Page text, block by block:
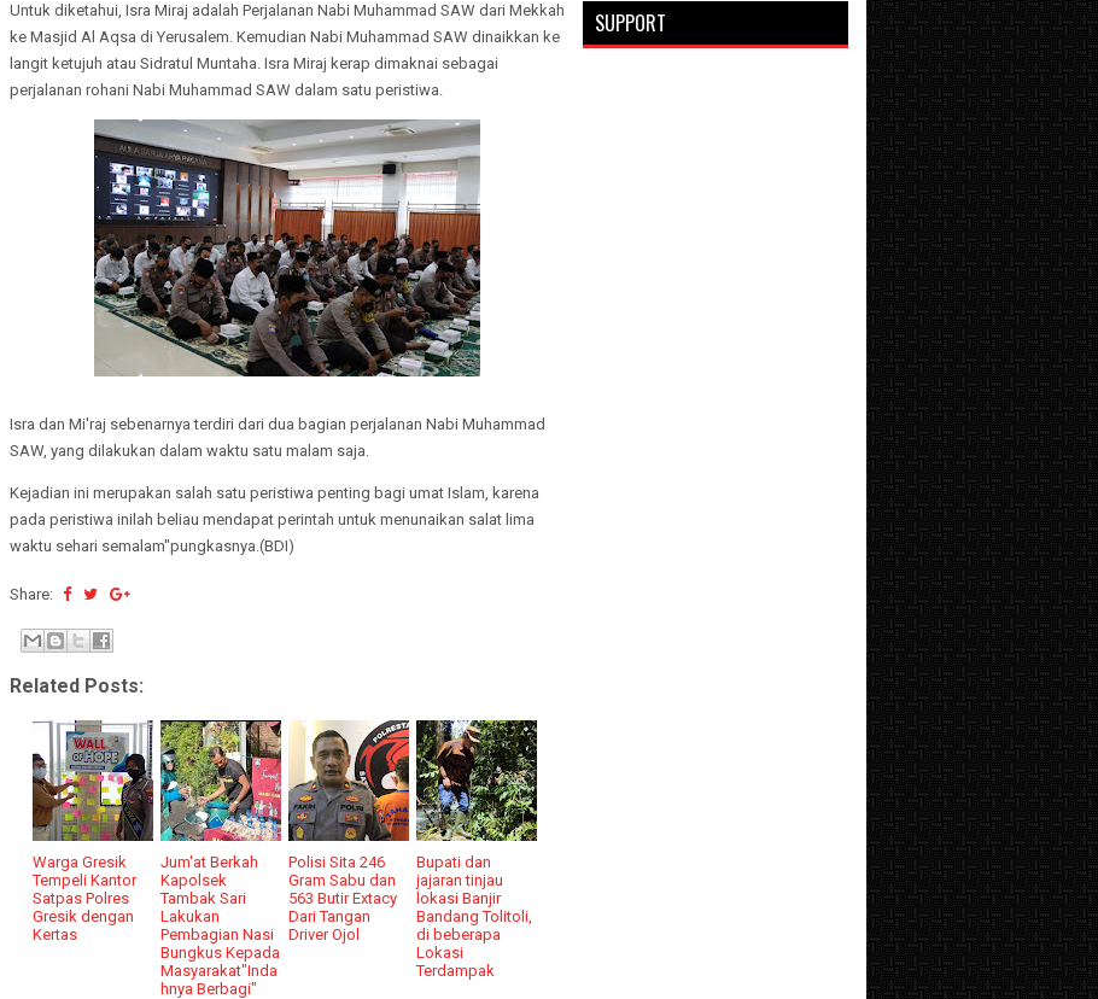
Untuk diketahui, Isra Miraj adalah Perjalanan Nabi Muhammad SAW dari Mekkah
ke Masjid Al Aqsa di Yerusalem. Kemudian Nabi Muhammad SAW dinaikkan ke
langit ketujuh atau Sidratul Muntaha. Isra Miraj kerap dimaknai sebagai
perjalanan rohani Nabi Muhammad SAW dalam satu peristiwa.
Isra dan Mi'raj sebenarnya terdiri dari dua bagian perjalanan Nabi Muhammad
SAW, yang dilakukan dalam waktu satu malam saja.
Kejadian ini merupakan salah satu peristiwa penting bagi umat Islam, karena
pada peristiwa inilah beliau mendapat perintah untuk menunaikan salat lima
waktu sehari semalam"pungkasnya.(BDI)
Share:
Related Posts:
Warga Gresik
Tempeli Kantor
Satpas Polres
Gresik dengan
Kertas
Jum'at Berkah
Kapolsek
Tambak Sari
Lakukan
Pembagian Nasi
Bungkus Kepada
Masyarakat"Inda
hnya Berbagi"
Polisi Sita 246
Gram Sabu dan
563 Butir Extacy
Dari Tangan
Driver Ojol
Bupati dan
jajaran tinjau
lokasi Banjir
Bandang Tolitoli,
di beberapa
Lokasi
Terdampak
SUPPORT